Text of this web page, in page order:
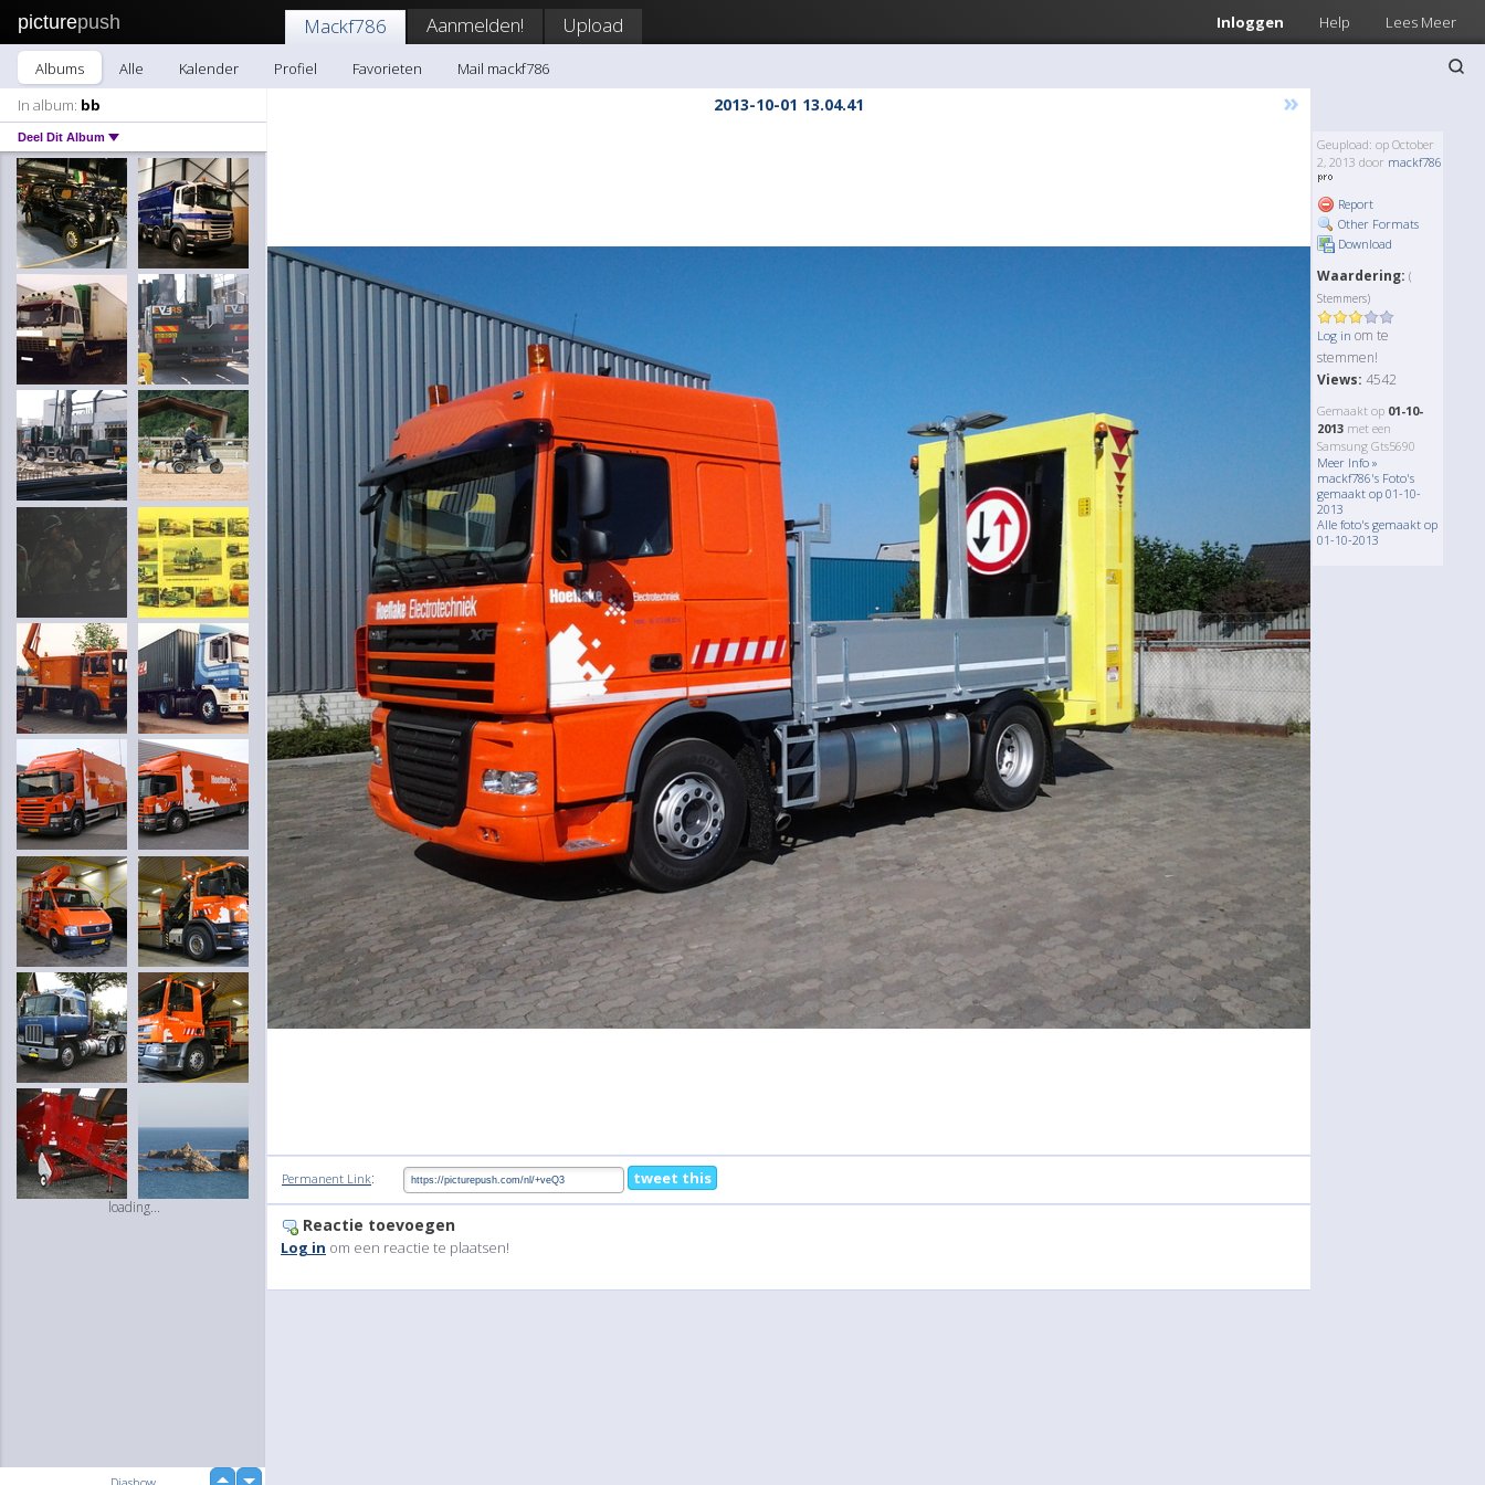
picturepush Inloggen Help Lees Meer
Mackf786 Aanmelden! Upload
Albums Alle Kalender Profiel Favorieten
Mail mackf786
In album: bb
Deel Dit Album
loading...
2013-10-01 13.04.41 »
Geupload: op October
2, 2013 door mackf786
Report
Other Formats
Download
Waardering: (
Stemmers)
Log in om te
stemmen!
Views: 4542
Gemaakt op 01-10-
2013 met een
Samsung Gts5690
Meer Info »
mackf786's Foto's
gemaakt op 01-10-
2013
Alle foto's gemaakt op
01-10-2013
Permanent Link: tweet this
Reactie toevoegen
Log in om een reactie te plaatsen!